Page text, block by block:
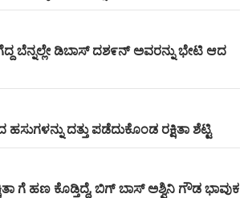
ಬೆನ್ನಲ್ಲೇ ಡಿಬಾಸ್ ದಶ೯ನ್ ಅವರನ್ನು ಭೇಟಿ ಆದ
ದತ್ತು ಪಡೆದುಕೊಂಡ ರಕ್ಷಿತಾ ಶೆಟ್ಟಿ
ಗೆ ಹಣ ಕೊಡ್ತಿದ್ದೆ, ಬಿಗ್ ಬಾಸ್ ಅಶ್ವಿನಿ ಗೌಡ ಭಾವುಕ